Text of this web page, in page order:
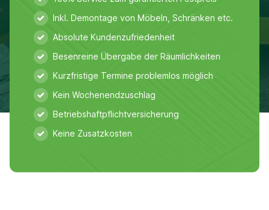
Inkl. Demontage von Möbeln, Schränken etc.
Absolute Kundenzufriedenheit
Besenreine Übergabe der Räumlichkeiten
Kurzfristige Termine problemlos möglich
Kein Wochenendzuschlag
Betriebshaftpflichtversicherung
Keine Zusatzkosten